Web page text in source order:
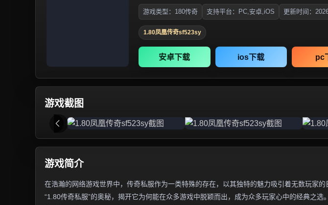
游戏类型：180传奇 支持平台：PC,安卓,iOS 更新时间：
1.80凤凰传奇sf523sy
安卓下载 ios下载 pc
游戏截图
游戏简介
在浩瀚的网络游戏世界中，传奇私服作为一类特殊的存在，以其独特的魅力吸引着无数玩家
“1.80传奇私服”的奥秘，揭开它为何能在众多游戏中脱颖而出，成为众多玩家心中的经典之